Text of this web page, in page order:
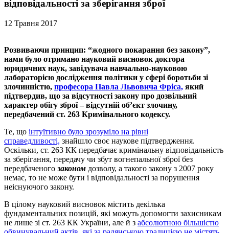
відповідальності за зберігання зброї
12 Травня 2017
Розвиваючи принцип: “жодного покарання без закону”,
нами було отримано науковий висновок доктора
юридичних наук, завідувача навчально-науковою
лабораторією дослідження політики у сфері боротьби зі
злочинністю, професора Павла Львовича Фріса, який
підтвердив, що за відсутності закону про дозвільний
характер обігу зброї – відсутній об’єкт злочину,
передбачений ст. 263 Кримінального кодексу.
Те, що інтуїтивно було зрозуміло на рівні
справедливості, знайшло своє наукове підтвердження.
Оскільки, ст. 263 КК передбачає кримінальну відповідальність
за зберігання, передачу чи збут вогнепальної зброї без
передбаченого законом дозволу, а такого закону з 2007 року
немає, то не може бути і відповідальності за порушення
неіснуючого закону.
В цілому науковий висновок містить декілька
фундаментальних позицій, які можуть допомогти захисникам
не лише зі ст. 263 КК України, але й з абсолютною більшістю